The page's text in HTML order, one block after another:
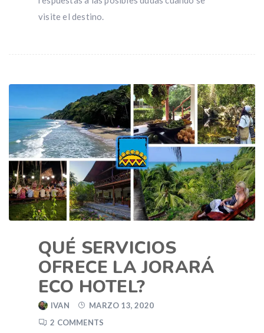
visite el destino.
QUÉ SERVICIOS
OFRECE LA JORARÁ
ECO HOTEL?
IVAN
MARZO 13, 2020
2 COMMENTS